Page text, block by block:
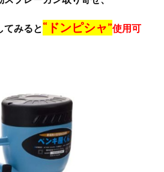
てみると“ドンピシャ”使用可